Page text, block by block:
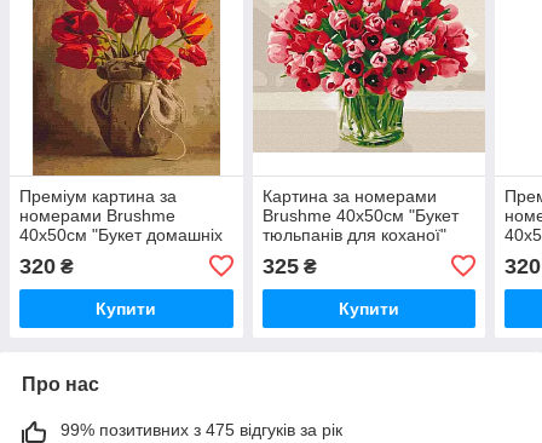
Преміум картина за
номерами Brushme
40x50см "Букет домашніх
320 ₴
Купити
Картина за номерами
Brushme 40x50см "Букет
тюльпанів для коханої"
325₴
Купити
320
Про нас
99% позитивних з 475 відгуків за рік